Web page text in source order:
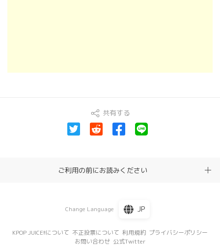
共有する
ご利用の前にお読みください
Change Language JP
KPOP JUICE!!について 不正投票について 利用規約 プライバシーポリシー
お問い合わせ 公式Twitter